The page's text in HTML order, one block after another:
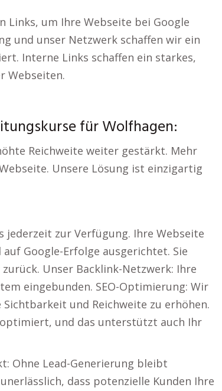
um Ihre Webseite bei Google
und unser Netzwerk schaffen wir ein
Interne Links schaffen ein starkes,
Webseiten.
für Wolfhagen:
Reichweite weiter gestärkt. Mehr
Unsere Lösung ist einzigartig
jederzeit zur Verfügung. Ihre Webseite
Google-Erfolge ausgerichtet. Sie
Unser Backlink-Netzwerk: Ihre
eingebunden. SEO-Optimierung: Wir
und Reichweite zu erhöhen.
und das unterstützt auch Ihr
Ohne Lead-Generierung bleibt
dass potenzielle Kunden Ihre